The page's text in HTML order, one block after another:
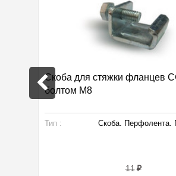
Скоба для стяжки фланцев
болтом М8
Тип : Скоба. Перфолента.
11